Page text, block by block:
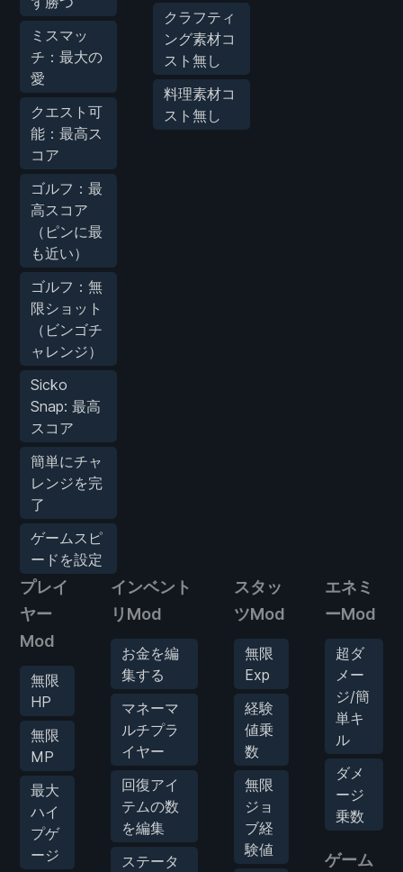
ミスマッ
チ：最大の
愛
クエスト可
能：最高ス
コア
ゴルフ：最
高スコア
（ピンに最
も近い）
ゴルフ：無
限ショット
（ビンゴチ
ャレンジ）
Sicko
Snap: 最高
スコア
簡単にチャ
レンジを完
了
ゲームスピ
ードを設定
クラフティ
ング素材コ
スト無し
料理素材コ
スト無し
プレイ
ヤー
Mod
無限
HP
無限
MP
最大
ハイ
プゲ
ージ
インベント
リMod
お金を編
集する
マネーマ
ルチプラ
イヤー
回復アイ
テムの数
を編集
ステータ
スタッ
ツMod
無限
Exp
経験
値乗
数
無限
ジョ
ブ経
験値
エネミ
ーMod
超ダ
メー
ジ/簡
単キ
ル
ダメ
ージ
乗数
ゲーム